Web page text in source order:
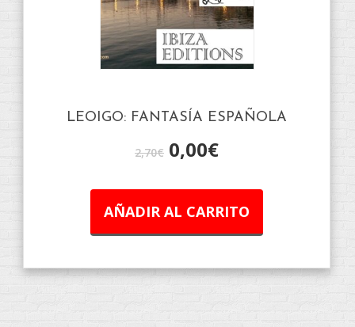
LEOIGO: FANTASÍA ESPAÑOLA
2,70€ 0,00€
AÑADIR AL CARRITO